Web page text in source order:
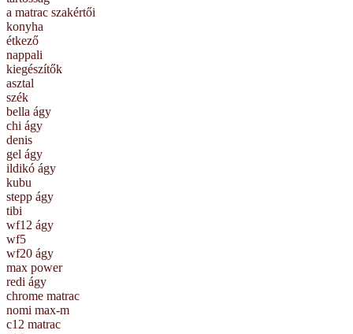
a matrac szakértői
konyha
étkező
nappali
kiegészítők
asztal
szék
bella ágy
chi ágy
denis
gel ágy
ildikó ágy
kubu
stepp ágy
tibi
wf12 ágy
wf5
wf20 ágy
max power
redi ágy
chrome matrac
nomi max-m
c12 matrac